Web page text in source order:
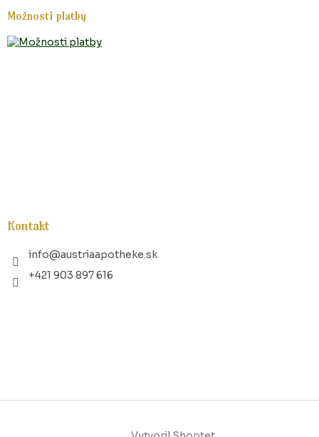
Možnosti platby
Kontakt
info@austriaapotheke.sk
+421 903 897 616